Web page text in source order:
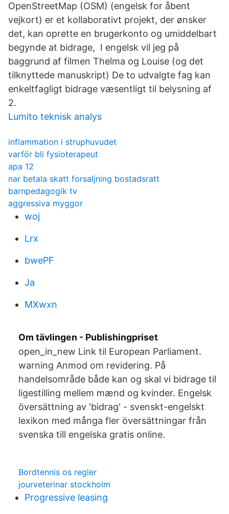
OpenStreetMap (OSM) (engelsk for åbent
vejkort) er et kollaborativt projekt, der ønsker
det, kan oprette en brugerkonto og umiddelbart
begynde at bidrage, I engelsk vil jeg på
baggrund af filmen Thelma og Louise (og det
tilknyttede manuskript) De to udvalgte fag kan
enkeltfagligt bidrage væsentligt til belysning af
2.
Lumito teknisk analys
inflammation i struphuvudet
varför bli fysioterapeut
apa 12
nar betala skatt forsaljning bostadsratt
barnpedagogik tv
aggressiva myggor
woj
Lrx
bwePF
Ja
MXwxn
Om tävlingen - Publishingpriset
open_in_new Link til European Parliament.
warning Anmod om revidering. På
handelsområde både kan og skal vi bidrage til
ligestilling mellem mænd og kvinder. Engelsk
översättning av 'bidrag' - svenskt-engelskt
lexikon med många fler översättningar från
svenska till engelska gratis online.
Bordtennis os regler
jourveterinar stockholm
Progressive leasing